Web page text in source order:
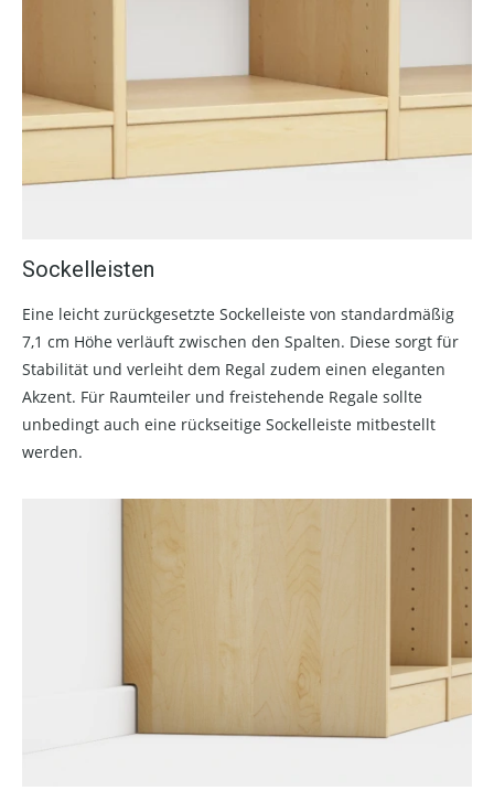
Sockelleisten
Eine leicht zurückgesetzte Sockelleiste von standardmäßig
7,1 cm Höhe verläuft zwischen den Spalten. Diese sorgt für
Stabilität und verleiht dem Regal zudem einen eleganten
Akzent. Für Raumteiler und freistehende Regale sollte
unbedingt auch eine rückseitige Sockelleiste mitbestellt
werden.